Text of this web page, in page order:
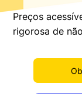
Preços
rigorosa de